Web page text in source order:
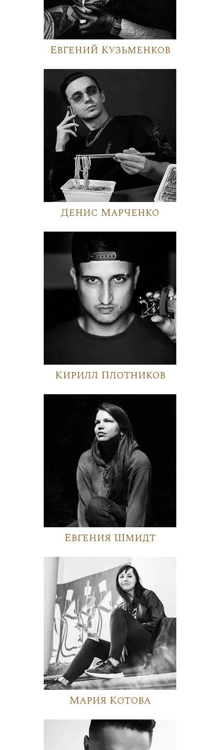
Евгений Кузьменков
Денис Марченко
Кирилл Плотников
Евгения Шмидт
Мария Котова